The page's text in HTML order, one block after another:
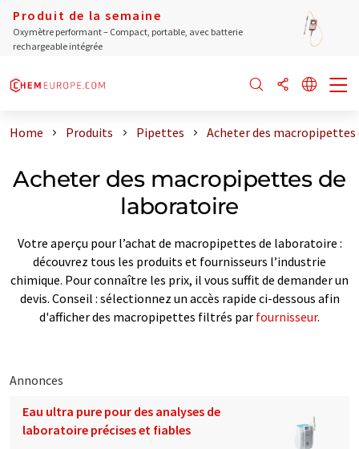
Produit de la semaine
Oxymètre performant – Compact, portable, avec batterie
rechargeable intégrée
Home Produits Pipettes Acheter des
Acheter des macropipettes de
laboratoire
Votre aperçu pour l’achat de macropipettes de laboratoire :
découvrez tous les produits et fournisseurs l’industrie
chimique. Pour connaître les prix, il vous suffit de demander un
devis. Conseil : sélectionnez un accès rapide ci-dessous afin
d'afficher des macropipettes filtrés par fournisseur.
Annonces
Eau ultra pure pour des analyses de
laboratoire précises et fiables